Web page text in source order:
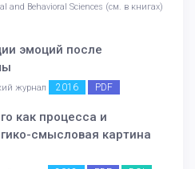
and Behavioral Sciences (см. в книгах)
эмоций после
журнал 2016 PDF
как процесса и
смысловая картина